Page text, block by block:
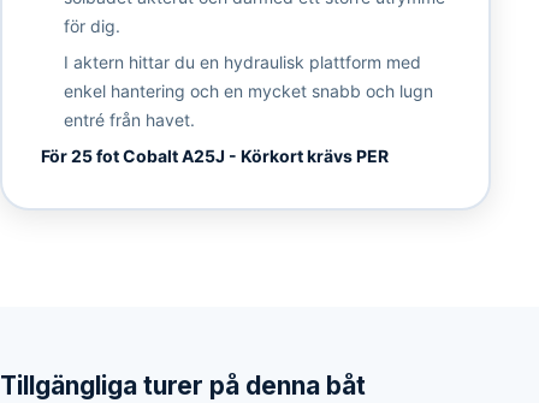
för dig.
I aktern hittar du en hydraulisk plattform med
enkel hantering och en mycket snabb och lugn
entré från havet.
För 25 fot Cobalt A25J - Körkort krävs PER
Tillgängliga turer på denna båt